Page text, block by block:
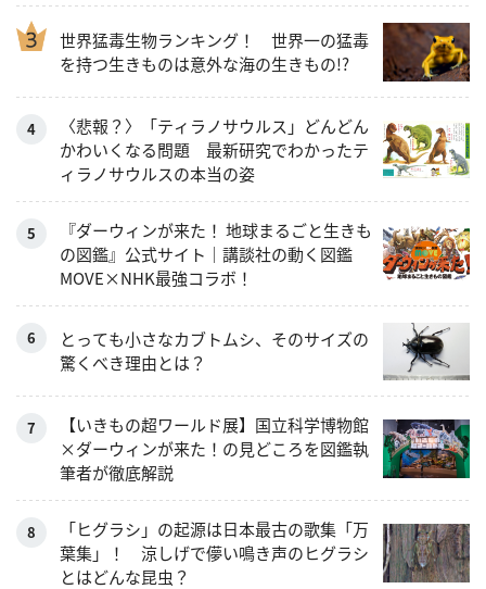
世界猛毒生物ランキング！ 世界一の猛毒
を持つ生きものは意外な海の生きもの!?
〈悲報？〉「ティラノサウルス」どんどん
かわいくなる問題 最新研究でわかったテ
ィラノサウルスの本当の姿
『ダーウィンが来た！ 地球まるごと生きも
の図鑑』公式サイト｜講談社の動く図鑑
MOVE×NHK最強コラボ！
とっても小さなカブトムシ、そのサイズの
驚くべき理由とは？
【いきもの超ワールド展】国立科学博物館
×ダーウィンが来た！の見どころを図鑑執
筆者が徹底解説
「ヒグラシ」の起源は日本最古の歌集「万
葉集」！ 涼しげで儚い鳴き声のヒグラシ
とはどんな昆虫？